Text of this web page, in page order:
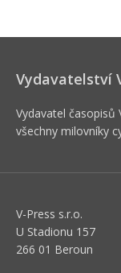
Vydavatelství
Vydavatel časopisů
všechny milovníky
V-Press s.r.o.
U Stadionu 157
266 01 Beroun